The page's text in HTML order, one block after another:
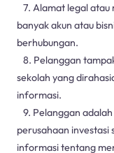
7. Alamat legal atau
banyak akun atau
berhubungan.
8. Pelanggan
sekolah yang
informasi.
9. Pelanggan
perusahaan investasi
informasi tentang